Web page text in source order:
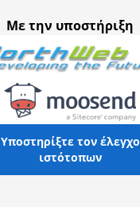
Με την υποστήριξη
Υποστηρίξτε τον έλεγχο
ιστότοπων